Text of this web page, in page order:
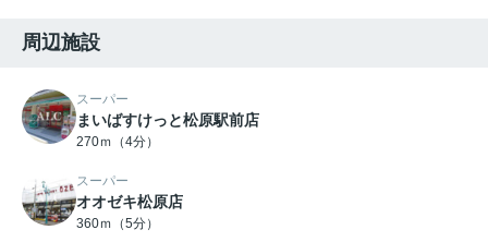
周辺施設
スーパー
まいばすけっと松原駅前店
270ｍ（4分）
スーパー
オオゼキ松原店
360ｍ（5分）